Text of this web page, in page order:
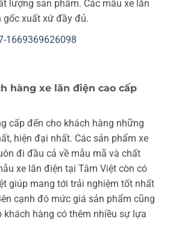
lượng sản phẩm. Các mẫu xe lăn
gốc xuất xứ đầy đủ.
1669369626098
hàng xe lăn điện cao cấp
cấp đến cho khách hàng những
hiện đại nhất. Các sản phẩm xe
đi đầu cả về mẫu mã và chất
xe lăn điện tại Tâm Việt còn có
giúp mang tới trải nghiệm tốt nhất
cạnh đó mức giá sản phẩm cũng
khách hàng có thêm nhiều sự lựa